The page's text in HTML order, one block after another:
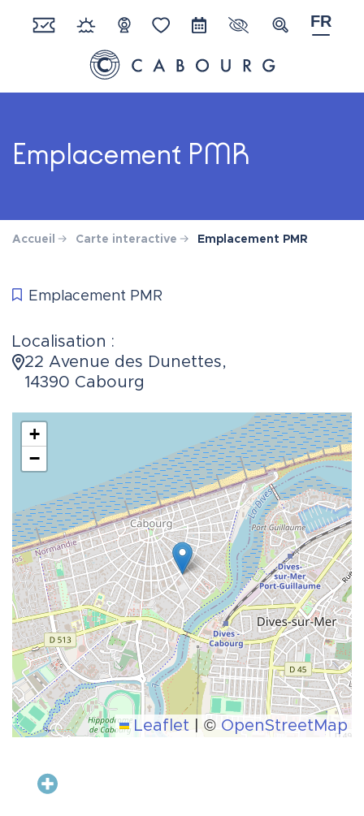
Ville de Cabourg
RéserverMétéoWebcamFavorisAgendaParamètres
Recherche
FR
Emplacement PMR
Accueil Carte interactive Emplacement PMR
Emplacement PMR
Localisation :
22 Avenue des Dunettes,
14390 Cabourg
+
−
Leaflet | © OpenStreetMap